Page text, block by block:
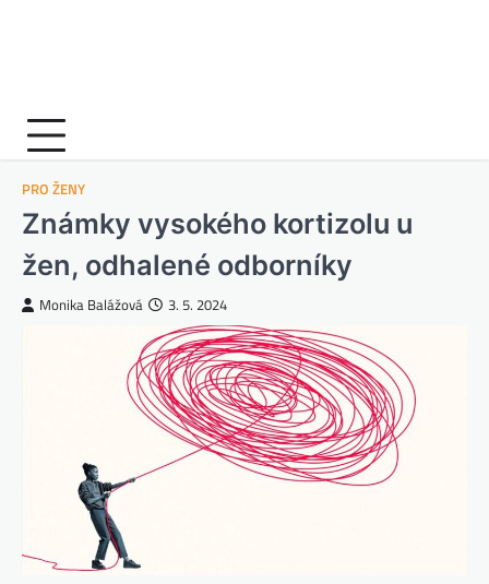
PRO ŽENY
Známky vysokého kortizolu u
žen, odhalené odborníky
Monika Balážová 3. 5. 2024